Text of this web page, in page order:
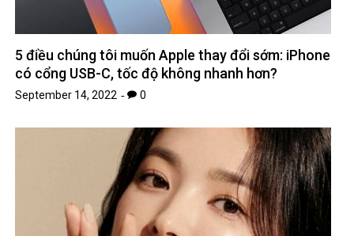
5 điều chúng tôi muốn Apple thay đổi sớm: iPhone
có cổng USB-C, tốc độ không nhanh hơn?
September 14, 2022 0